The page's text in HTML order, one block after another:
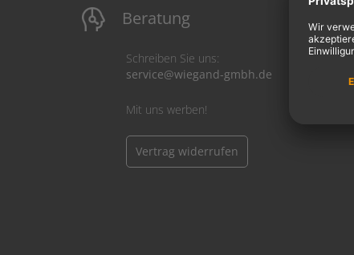
Beratung
Schreiben Sie uns:
service@wiegand-gmbh.de
Mit uns werben!
Vertrag widerrufen